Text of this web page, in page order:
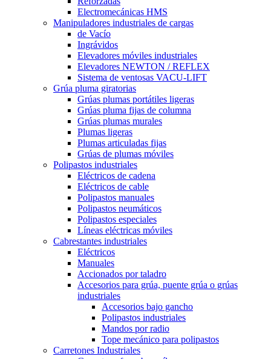
Electromecánicas HMS
Manipuladores industriales de cargas
de Vacío
Ingrávidos
Elevadores móviles industriales
Elevadores NEWTON / REFLEX
Sistema de ventosas VACU-LIFT
Grúa pluma giratorias
Grúas plumas portátiles ligeras
Grúas pluma fijas de columna
Grúas plumas murales
Plumas ligeras
Plumas articuladas fijas
Grúas de plumas móviles
Polipastos industriales
Eléctricos de cadena
Eléctricos de cable
Polipastos manuales
Polipastos neumáticos
Polipastos especiales
Líneas eléctricas móviles
Cabrestantes industriales
Eléctricos
Manuales
Accionados por taladro
Accesorios para grúa, puente grúa o grúas
industriales
Accesorios bajo gancho
Polipastos industriales
Mandos por radio
Tope mecánico para polipastos
Carretones Industriales